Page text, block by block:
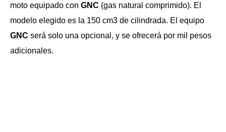
moto equipado con GNC (gas natural comprimido). El
modelo elegido es la 150 cm3 de cilindrada. El equipo
GNC será solo una opcional, y se ofrecerá por mil pesos
adicionales.